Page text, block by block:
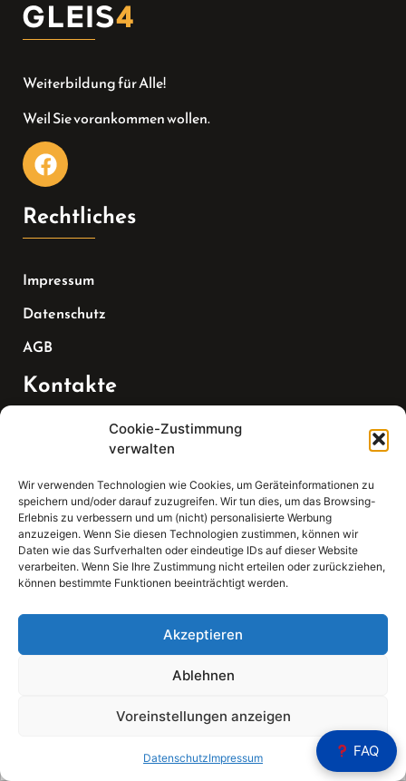
Cookie-Zustimmung
verwalten
Wir verwenden Technologien wie Cookies, um Geräteinformationen zu
speichern und/oder darauf zuzugreifen. Wir tun dies, um das Browsing-
Erlebnis zu verbessern und um (nicht) personalisierte Werbung
anzuzeigen. Wenn Sie diesen Technologien zustimmen, können wir
Daten wie das Surfverhalten oder eindeutige IDs auf dieser Website
verarbeiten. Wenn Sie Ihre Zustimmung nicht erteilen oder zurückziehen,
können bestimmte Funktionen beeinträchtigt werden.
Akzeptieren
Ablehnen
Voreinstellungen anzeigen
DatenschutzImpressum
Weiterbildung für Alle!
Weil Sie vorankommen wollen.
Rechtliches
Impressum
Datenschutz
AGB
Kontakte
07147 270 3349
Email:
sekretariat(at)gleis4-seminarzentrum.com
Adresse:
Bahnhofstraße 21, 74343 Sachsenheim
FAQ
for: